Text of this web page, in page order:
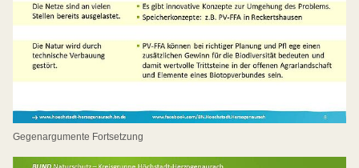
Gegenargumente Fortsetzung